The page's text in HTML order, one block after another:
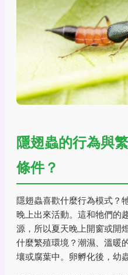
隱翅蟲的行為與
條件？
隱翅蟲喜歡什麼行為模式？
晚上出來活動。這和牠們的
源，所以夏天晚上開窗或開
什麼繁殖環境？潮濕、溫暖
壤或腐葉中。卵孵化後，幼